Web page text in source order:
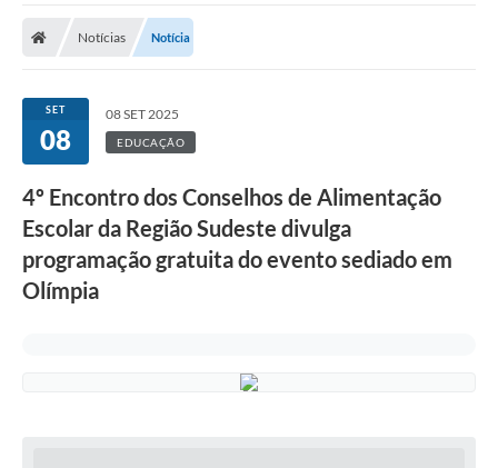
Notícias Notícia
SET
08
08 SET 2025
EDUCAÇÃO
4º Encontro dos Conselhos de Alimentação
Escolar da Região Sudeste divulga
programação gratuita do evento sediado em
Olímpia